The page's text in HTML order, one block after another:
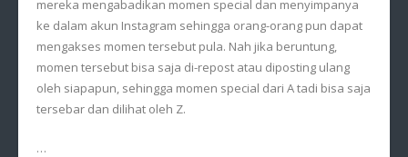
mereka mengabadikan momen special dan menyimpanya
ke dalam akun Instagram sehingga orang-orang pun dapat
mengakses momen tersebut pula. Nah jika beruntung,
momen tersebut bisa saja di-repost atau diposting ulang
oleh siapapun, sehingga momen special dari A tadi bisa saja
tersebar dan dilihat oleh Z.
…